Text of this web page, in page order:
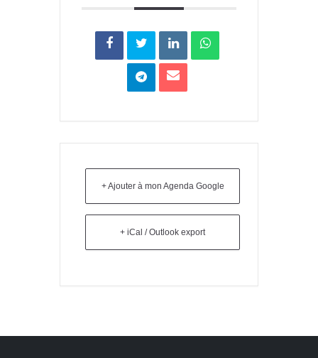
+ Ajouter à mon Agenda Google
+ iCal / Outlook export